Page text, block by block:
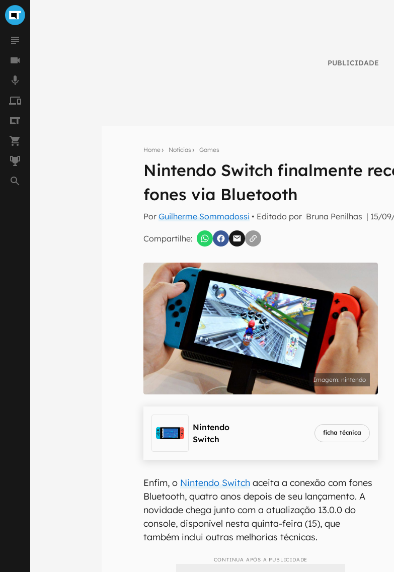
PUBLICIDADE
Home Notícias Games
Nintendo Switch finalmente
fones via Bluetooth
PorGuilherme Sommadossi • Editado por Bruna Penilhas | 15/
Compartilhe:
Assine a newsletter do Canaltech e receba notícias e reviews
Confirmo que li, aceito e concordo com os Termos de Uso e Política
nintendo
Nintendo
Switch
ficha técnica
Enfim, o Nintendo Switch aceita a conexão com fones
Bluetooth, quatro anos depois de seu lançamento. A
novidade chega junto com a atualização 13.0.0 do
console, disponível nesta quinta-feira (15), que
também inclui outras melhorias técnicas.
CONTINUA APÓS A PUBLICIDADE